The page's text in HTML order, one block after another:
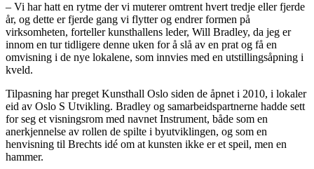
– Vi har hatt en rytme der vi muterer omtrent hvert tredje eller fjerde
år, og dette er fjerde gang vi flytter og endrer formen på
virksomheten, forteller kunsthallens leder, Will Bradley, da jeg er
innom en tur tidligere denne uken for å slå av en prat og få en
omvisning i de nye lokalene, som innvies med en utstillingsåpning i
kveld.
Tilpasning har preget Kunsthall Oslo siden de åpnet i 2010, i lokaler
eid av Oslo S Utvikling. Bradley og samarbeidspartnerne hadde sett
for seg et visningsrom med navnet Instrument, både som en
anerkjennelse av rollen de spilte i byutviklingen, og som en
henvisning til Brechts idé om at kunsten ikke er et speil, men en
hammer.